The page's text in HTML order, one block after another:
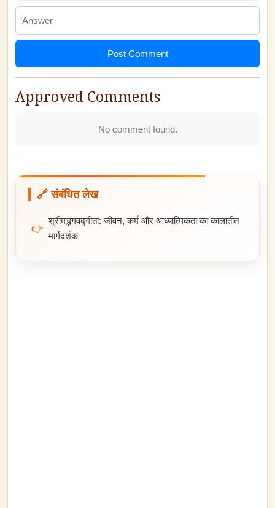
Post Comment
Approved Comments
No comment found.
🔗 संबंधित लेख
👉
श्रीमद्भगवद्गीता: जीवन, कर्म और आध्यात्मिकता का कालातीत
मार्गदर्शक